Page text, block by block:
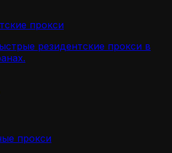
прокси
резидентские прокси в
прокси